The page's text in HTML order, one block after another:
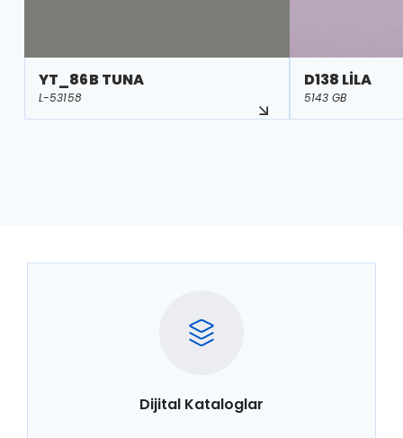
YT_86B TUNA
L-53158
D138 LİLA
5143 GB
Dijital Kataloglar